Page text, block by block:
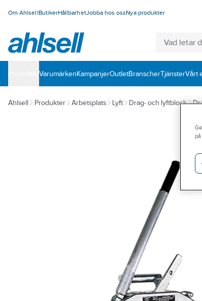
Om AhlsellButikerHållbarhetJobba hos ossNya produkter
VarumärkenKampanjerOutletBranscherTjänsterVårt
Ahlsell Produkter Arbetsplats Lyft Drag- och lyftblock
på